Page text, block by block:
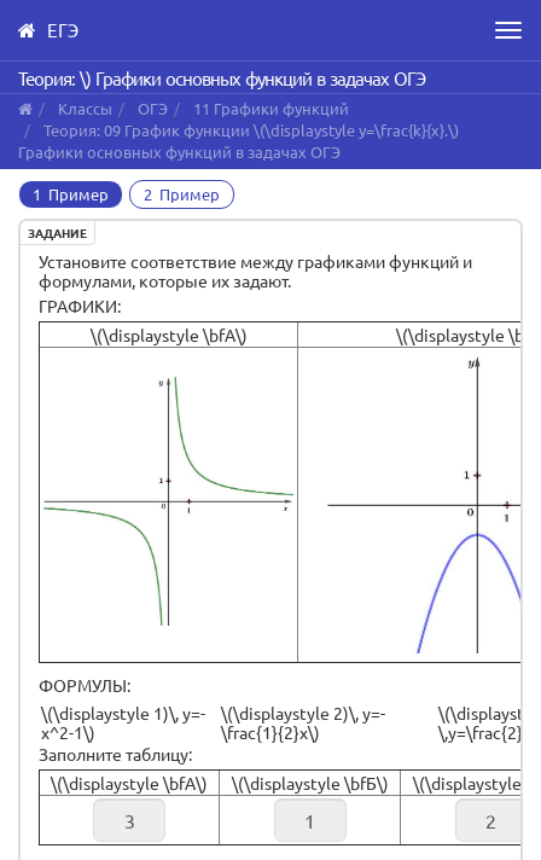
Skip
to
main
content
ЕГЭ
Теория: \) Графики основных функций в задачах ОГЭ
Классы ОГЭ
11 Графики функций
Теория: 09 График функции \(\displaystyle y=\frac{k}{x}.\)
Графики основных функций в задачах ОГЭ
1 Пример 2 Пример
ЗАДАНИЕ
Установите соответствие между графиками функций и
формулами, которые их задают.
ГРАФИКИ:
\(\displaystyle \bfА\)
\(\displaystyle
ФОРМУЛЫ:
\(\displaystyle 1)\, y=-
x^2-1\)
\(\displaystyle 2)\, y=-
\frac{1}{2}x\)
Заполните таблицу:
\(\displaystyle \bfА\)
\(\displaystyle \bfБ\) \(\displaystyle